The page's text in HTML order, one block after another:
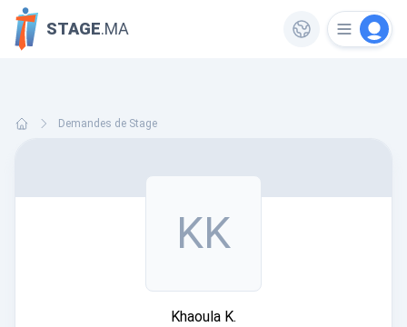
STAGE.MA
Demandes de Stage
KK
Khaoula K.